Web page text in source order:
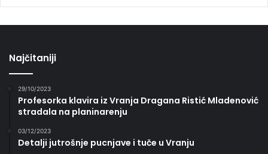
Najčitaniji
29/10/2023
Profesorka klavira iz Vranja Dragana Ristić Mladenović
stradala na planinarenju
03/12/2023
Detalji jutrošnje pucnjave i tuče u Vranju